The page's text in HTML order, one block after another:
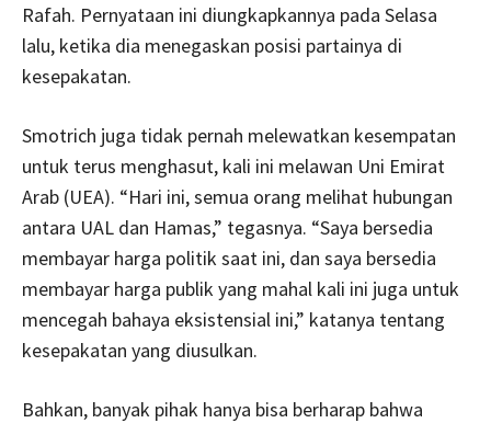
Rafah. Pernyataan ini diungkapkannya pada Selasa
lalu, ketika dia menegaskan posisi partainya di
kesepakatan.
Smotrich juga tidak pernah melewatkan kesempatan
untuk terus menghasut, kali ini melawan Uni Emirat
Arab (UEA). “Hari ini, semua orang melihat hubungan
antara UAL dan Hamas,” tegasnya. “Saya bersedia
membayar harga politik saat ini, dan saya bersedia
membayar harga publik yang mahal kali ini juga untuk
mencegah bahaya eksistensial ini,” katanya tentang
kesepakatan yang diusulkan.
Bahkan, banyak pihak hanya bisa berharap bahwa